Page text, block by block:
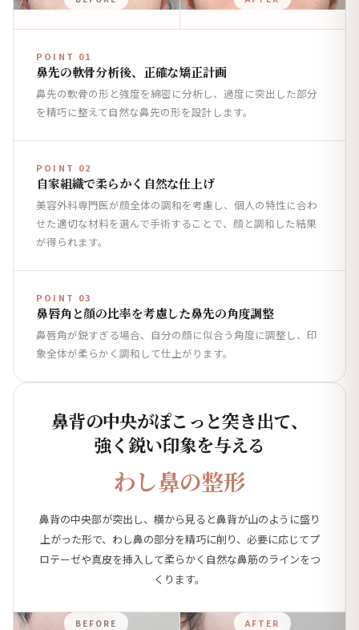
POINT 01
鼻先の軟骨分析後、正確な矯正計画
鼻先の軟骨の形と強度を綿密に分析し、過度に突出した部分
を精巧に整えて自然な鼻先の形を設計します。
POINT 02
自家組織で柔らかく自然な仕上げ
美容外科専門医が顔全体の調和を考慮し、個人の特性に合わ
せた適切な材料を選んで手術することで、顔と調和した結果
が得られます。
POINT 03
鼻唇角と顔の比率を考慮した鼻先の角度調整
鼻唇角が鋭すぎる場合、自分の顔に似合う角度に調整し、印
象全体が柔らかく調和して仕上がります。
鼻背の中央がぽこっと突き出て、
強く鋭い印象を与える
わし鼻の整形
鼻背の中央部が突出し、横から見ると鼻背が山のように盛り
上がった形で、わし鼻の部分を精巧に削り、必要に応じてプ
ロテーゼや真皮を挿入して柔らかく自然な鼻筋のラインをつ
くります。
BEFORE AFTER